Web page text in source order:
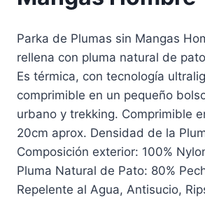
Parka de Plumas sin Mangas
rellena con pluma natural de
Es térmica, con tecnología
comprimible en un pequeño
urbano y trekking. Comprimible
20cm aprox. Densidad de la
Composición exterior: 100%
Pluma Natural de Pato: 80%
Repelente al Agua, Antisucio,